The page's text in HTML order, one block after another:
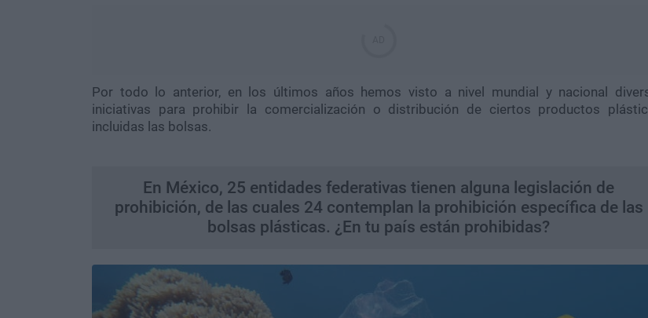
Por todo lo anterior, en los últimos años hemos visto a nivel mundial y nacional
iniciativas para prohibir la comercialización o distribución de ciertos productos
incluidas las bolsas.
En México, 25 entidades federativas tienen alguna legislación de
prohibición, de las cuales 24 contemplan la prohibición específica de las
bolsas plásticas. ¿En tu país están prohibidas?